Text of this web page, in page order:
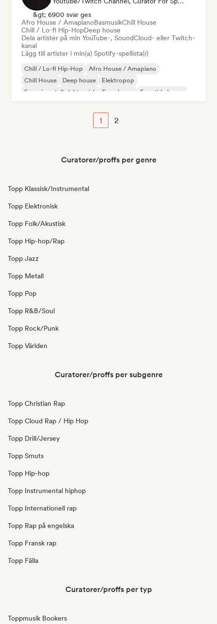
&gt; 6900 svar ges
Afro House / AmapianoBasmusikChill House
Chill / Lo-fi Hip-HopDeep house
Dela artister på min YouTube-, SoundCloud- eller Twitch-
kanal
Lägg till artister i min(a) Spotify-spellista(r)
Chill / Lo-fi Hip-Hop
Afro House / Amapiano
Chill House
Deep house
Elektropop
Experimentell elektronisk
Fransk pop Framtida house
1 2
Curatorer/proffs per genre
Topp Klassisk/Instrumental
Topp Elektronisk
Topp Folk/Akustisk
Topp Hip-hop/Rap
Topp Jazz
Topp Metall
Topp Pop
Topp R&B/Soul
Topp Rock/Punk
Topp Världen
Curatorer/proffs per subgenre
Topp Christian Rap
Topp Cloud Rap / Hip Hop
Topp Drill/Jersey
Topp Smuts
Topp Hip-hop
Topp Instrumental hiphop
Topp Internationell rap
Topp Rap på engelska
Topp Fransk rap
Topp Fälla
Curatorer/proffs per typ
Toppmusik Bookers